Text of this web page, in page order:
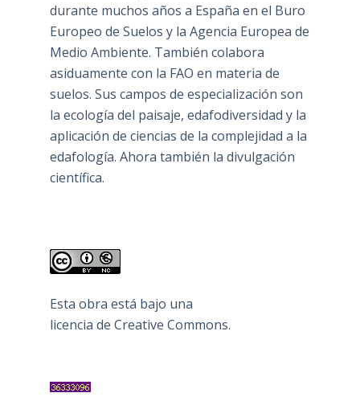
durante muchos años a España en el Buro
Europeo de Suelos y la Agencia Europea de
Medio Ambiente. También colabora
asiduamente con la FAO en materia de
suelos. Sus campos de especialización son
la ecología del paisaje, edafodiversidad y la
aplicación de ciencias de la complejidad a la
edafología. Ahora también la divulgación
científica.
Esta obra está bajo una
licencia de Creative Commons.